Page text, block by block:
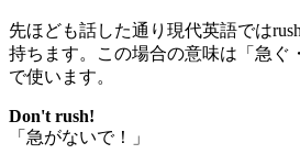
先ほども話した通り現代英語では
持ちます。この場合の意味は「急ぐ
で使います。
Don't rush!
「急がないで！」